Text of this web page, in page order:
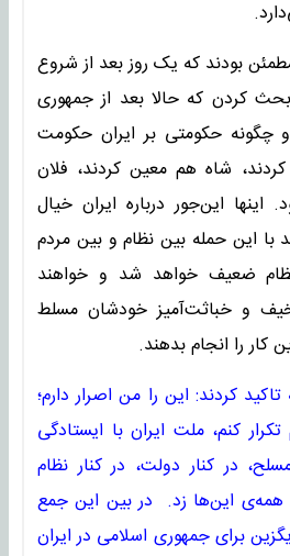
بودند که یک روز بعد از شروع
کردن که حالا بعد از جمهوری
چگونه حکومتی بر ایران حکومت
شاه هم معین کردند، فلان
این‌جور درباره ایران خیال
با این حمله بین نظام و بین مردم
نظام ضعیف خواهد شد و خواهند
و خباثت‌آمیز خودشان مسلط
کار را انجام بدهند.
کردند: این را من اصرار دارم؛
تکرار کنم، ملت ایران با ایستادگی
در کنار دولت، در کنار نظام
این‌ها زد. در بین این جمع
برای جمهوری اسلامی در ایران